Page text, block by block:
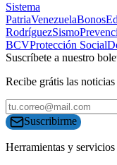
Sistema
PatriaVenezuelaBonos
RodríguezSismo
BCVProtección Social
Suscríbete a nuestro
Recibe grátis las
Suscribirme
Herramientas y servicios